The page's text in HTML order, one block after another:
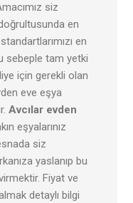
siz
en
en
sebeple tam yetki
için gerekli olan
eve eşya
Avcılar evden
eşyalarınız
siz
yaslanıp bu
Fiyat ve
detaylı bilgi